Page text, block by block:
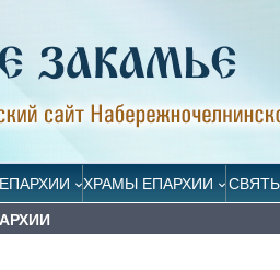
ХРАМЫ ЕПАРХИИ